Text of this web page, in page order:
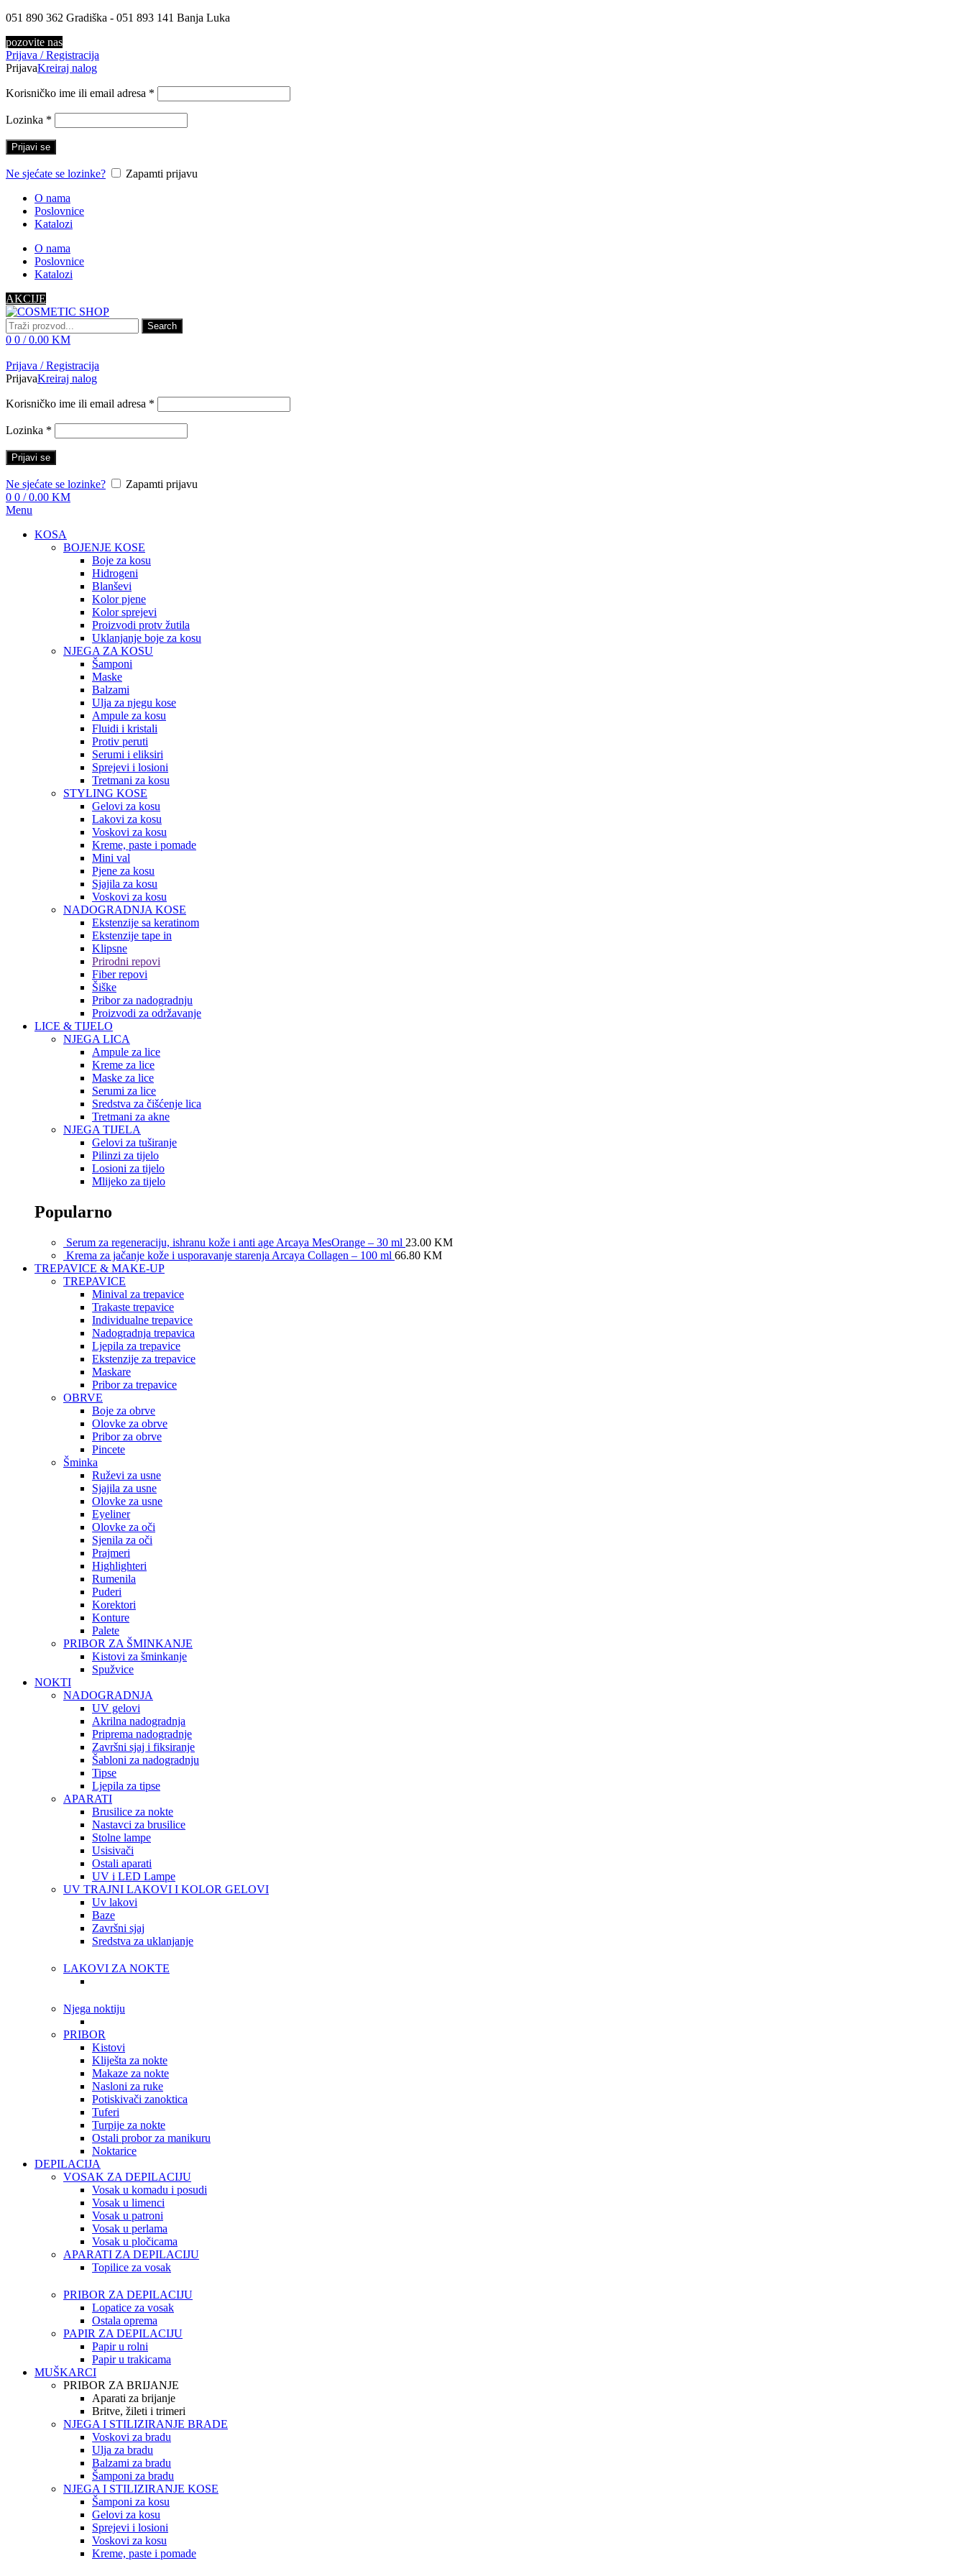
051 890 362 Gradiška - 051 893 141 Banja Luka
pozovite nas
Prijava / Registracija
PrijavaKreiraj nalog
Korisničko ime ili email adresa *
Lozinka *
Prijavi se
Ne sjećate se lozinke?
Zapamti prijavu
O nama
Poslovnice
Katalozi
O nama
Poslovnice
Katalozi
AKCIJE
Search
0 0 / 0.00 KM
Prijava / Registracija
PrijavaKreiraj nalog
Korisničko ime ili email adresa *
Lozinka *
Prijavi se
Ne sjećate se lozinke?
Zapamti prijavu
0 0 / 0.00 KM
Menu
KOSA
BOJENJE KOSE
Boje za kosu
Hidrogeni
Blanševi
Kolor pjene
Kolor sprejevi
Proizvodi protv žutila
Uklanjanje boje za kosu
NJEGA ZA KOSU
Šamponi
Maske
Balzami
Ulja za njegu kose
Ampule za kosu
Fluidi i kristali
Protiv peruti
Serumi i eliksiri
Sprejevi i losioni
Tretmani za kosu
STYLING KOSE
Gelovi za kosu
Lakovi za kosu
Voskovi za kosu
Kreme, paste i pomade
Mini val
Pjene za kosu
Sjajila za kosu
Voskovi za kosu
NADOGRADNJA KOSE
Ekstenzije sa keratinom
Ekstenzije tape in
Klipsne
Prirodni repovi
Fiber repovi
Šiške
Pribor za nadogradnju
Proizvodi za održavanje
LICE & TIJELO
NJEGA LICA
Ampule za lice
Kreme za lice
Maske za lice
Serumi za lice
Sredstva za čišćenje lica
Tretmani za akne
NJEGA TIJELA
Gelovi za tuširanje
Pilinzi za tijelo
Losioni za tijelo
Mlijeko za tijelo
Popularno
Serum za regeneraciju, ishranu kože i anti age Arcaya MesOrange – 30 ml 23.00 KM
Krema za jačanje kože i usporavanje starenja Arcaya Collagen – 100 ml 66.80 KM
TREPAVICE & MAKE-UP
TREPAVICE
Minival za trepavice
Trakaste trepavice
Individualne trepavice
Nadogradnja trepavica
Ljepila za trepavice
Ekstenzije za trepavice
Maskare
Pribor za trepavice
OBRVE
Boje za obrve
Olovke za obrve
Pribor za obrve
Pincete
Šminka
Ruževi za usne
Sjajila za usne
Olovke za usne
Eyeliner
Olovke za oči
Sjenila za oči
Prajmeri
Highlighteri
Rumenila
Puderi
Korektori
Konture
Palete
PRIBOR ZA ŠMINKANJE
Kistovi za šminkanje
Spužvice
NOKTI
NADOGRADNJA
UV gelovi
Akrilna nadogradnja
Priprema nadogradnje
Završni sjaj i fiksiranje
Šabloni za nadogradnju
Tipse
Ljepila za tipse
APARATI
Brusilice za nokte
Nastavci za brusilice
Stolne lampe
Usisivači
Ostali aparati
UV i LED Lampe
UV TRAJNI LAKOVI I KOLOR GELOVI
Uv lakovi
Baze
Završni sjaj
Sredstva za uklanjanje
LAKOVI ZA NOKTE
Njega noktiju
PRIBOR
Kistovi
Kliješta za nokte
Makaze za nokte
Nasloni za ruke
Potiskivači zanoktica
Tuferi
Turpije za nokte
Ostali probor za manikuru
Noktarice
DEPILACIJA
VOSAK ZA DEPILACIJU
Vosak u komadu i posudi
Vosak u limenci
Vosak u patroni
Vosak u perlama
Vosak u pločicama
APARATI ZA DEPILACIJU
Topilice za vosak
PRIBOR ZA DEPILACIJU
Lopatice za vosak
Ostala oprema
PAPIR ZA DEPILACIJU
Papir u rolni
Papir u trakicama
MUŠKARCI
PRIBOR ZA BRIJANJE
Aparati za brijanje
Britve, žileti i trimeri
NJEGA I STILIZIRANJE BRADE
Voskovi za bradu
Ulja za bradu
Balzami za bradu
Šamponi za bradu
NJEGA I STILIZIRANJE KOSE
Šamponi za kosu
Gelovi za kosu
Sprejevi i losioni
Voskovi za kosu
Kreme, paste i pomade